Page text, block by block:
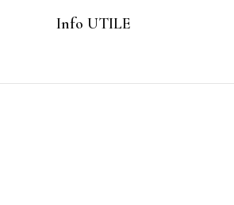
Info UTILE